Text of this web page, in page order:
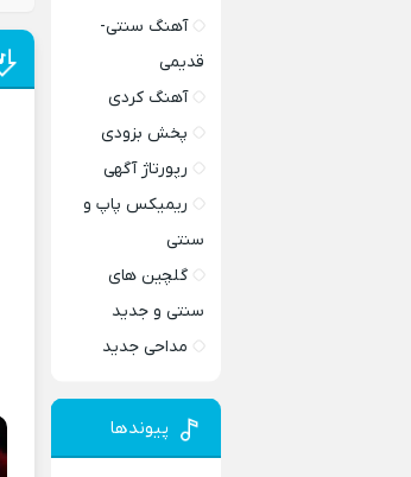
آهنگ سنتی-
قدیمی
آهنگ کردی
پخش بزودی
رپورتاژ آگهی
ریمیکس پاپ و
سنتی
گلچین های
سنتی و جدید
مداحی جدید
پیوندها